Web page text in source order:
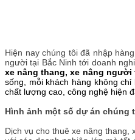
Hiện nay chúng tôi đã nhập
người tại Bắc Ninh tới doanh
xe nâng thang, xe nâng người
sống, mỗi khách hàng không
chất lượng cao, công nghệ hiện
Hình ảnh một số dự án chúng
Dịch vụ cho thuê xe nâng